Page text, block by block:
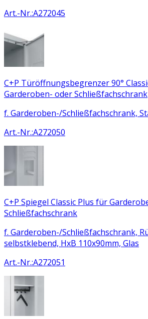
Art.-Nr.:A272045
C+P Türöffnungsbegrenzer 90°
Garderoben- oder Schließfachschrank
f. Garderoben-/Schließfachschrank,
Art.-Nr.:A272050
C+P Spiegel Classic Plus für
Schließfachschrank
f. Garderoben-/Schließfachschrank,
selbstklebend, HxB 110x90mm, Glas
Art.-Nr.:A272051